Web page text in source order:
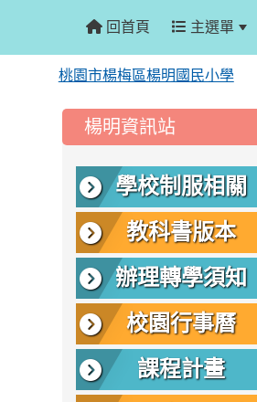
回首頁 主選單
桃園市楊梅區楊明國民小學
::: 楊明資訊站
學校制服相關
教科書版本
辦理轉學須知
校園行事曆
課程計畫